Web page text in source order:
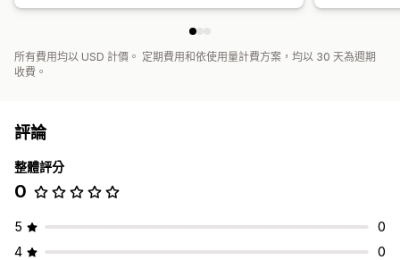
所有費用均以 USD 計價。 定期費用和依使用量計費方案，均以 30 天為週期
收費。
評論
整體評分
0
5
0
4
0